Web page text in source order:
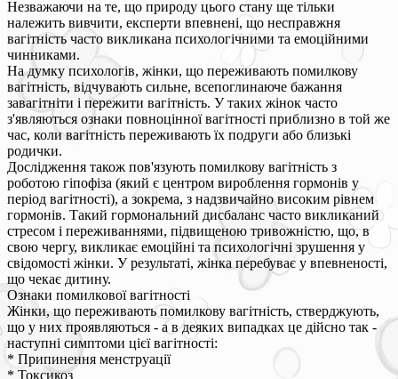
Незважаючи на те, що природу цього стану ще тільки
належить вивчити, експерти впевнені, що несправжня
вагітність часто викликана психологічними та емоційними
чинниками.
На думку психологів, жінки, що переживають помилкову
вагітність, відчувають сильне, всепоглинаюче бажання
завагітніти і пережити вагітність. У таких жінок часто
з'являються ознаки повноцінної вагітності приблизно в той же
час, коли вагітність переживають їх подруги або близькі
родички.
Дослідження також пов'язують помилкову вагітність з
роботою гіпофіза (який є центром вироблення гормонів у
період вагітності), а зокрема, з надзвичайно високим рівнем
гормонів. Такий гормональний дисбаланс часто викликаний
стресом і переживаннями, підвищеною тривожністю, що, в
свою чергу, викликає емоційні та психологічні зрушення у
свідомості жінки. У результаті, жінка перебуває у впевненості,
що чекає дитину.
Ознаки помилкової вагітності
Жінки, що переживають помилкову вагітність, стверджують,
що у них проявляються - а в деяких випадках це дійсно так -
наступні симптоми цієї вагітності:
* Припинення менструації
* Токсикоз